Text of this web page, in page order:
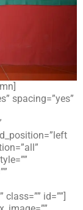
spacing=”yes”
id=””]